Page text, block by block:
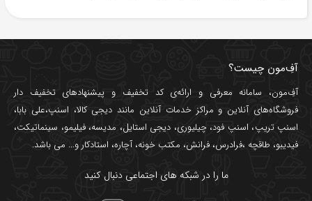
آفِ‌مون چیست؟
آفِ‌مون، سامانه معرفی و ارائه‌یکد تخفیف و پیشنهادهای تخفیف دار
فروشگاه‌های آنلاین و مراکز خدمات آنلاین مانند دیجی کالا، اسنپ،علی بابا،
اسنپ تریپ، اسنپ فود،چیلیوری، دیجی استایل، مدیسه،فیلیمو، سینماتیکت،
فیدیبو، طاقچه ،فرادرس، فرانش، مکتب خونه،آچاره، استادکار و... می باشد.
ما را در شبکه های اجتماعی دنبال کنید